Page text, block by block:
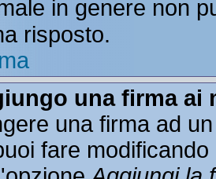
in genere non
risposto.
una firma ai
una firma ad
fare